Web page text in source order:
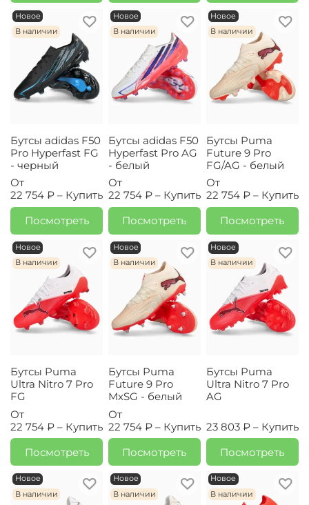
Новое
В наличии
Бутсы adidas F50
Pro Hyperfast FG
- черный
От
22 754 ₽ – Купить
Посмотреть
Новое
В наличии
Бутсы adidas F50
Hyperfast Pro AG
- белый
От
22 754 ₽ – Купить
Посмотреть
Новое
В наличии
Бутсы Puma
Future 9 Pro
FG/AG - белый
От
22 754 ₽ – Купить
Посмотреть
Новое
В наличии
Бутсы Puma
Ultra Nitro 7 Pro
FG
От
22 754 ₽ – Купить
Посмотреть
Новое
В наличии
Бутсы Puma
Future 9 Pro
MxSG - белый
От
22 754 ₽ – Купить
Посмотреть
Новое
В наличии
Бутсы Puma
Ultra Nitro 7 Pro
AG
23 803 ₽ – Купить
Посмотреть
Новое
В наличии
Новое
В наличии
Новое
В наличии